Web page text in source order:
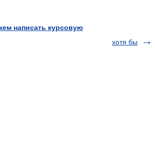
написать курсовую
хотя бы